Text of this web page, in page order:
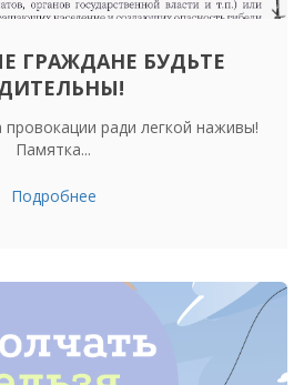
ГРАЖДАНЕ БУДЬТЕ
ради легкой наживы!
Памятка...
Подробнее